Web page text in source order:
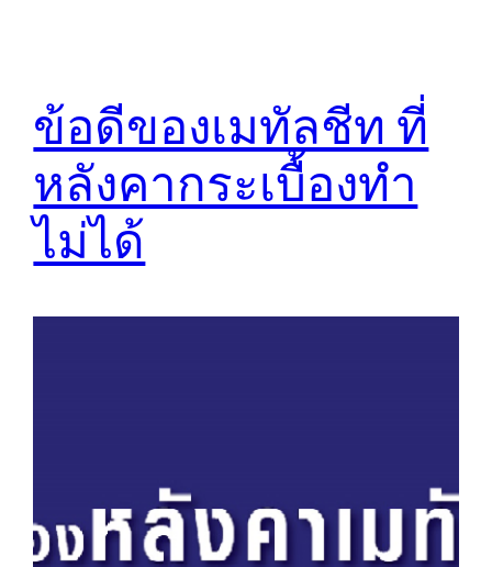
ข้อดีของเมทัลชีท ที่
หลังคากระเบื้องทำ
ไม่ได้